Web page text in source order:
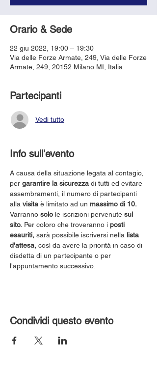
Orario & Sede
22 giu 2022, 19:00 – 19:30
Via delle Forze Armate, 249, Via delle Forze
Armate, 249, 20152 Milano MI, Italia
Partecipanti
Vedi tutto
Info sull'evento
A causa della situazione legata al contagio,
per garantire la sicurezza di tutti ed evitare
assembramenti, il numero di partecipanti
alla visita è limitato ad un massimo di 10.
Varranno solo le iscrizioni pervenute sul
sito. Per coloro che troveranno i posti
esauriti, sarà possibile iscriversi nella lista
d'attesa, così da avere la priorità in caso di
disdetta di un partecipante o per
l'appuntamento successivo.
Condividi questo evento